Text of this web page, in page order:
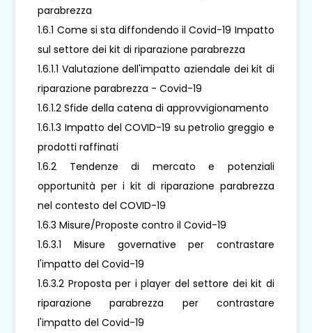
parabrezza
1.6.1 Come si sta diffondendo il Covid-19 Impatto
sul settore dei kit di riparazione parabrezza
1.6.1.1 Valutazione dell'impatto aziendale dei kit di
riparazione parabrezza - Covid-19
1.6.1.2 Sfide della catena di approvvigionamento
1.6.1.3 Impatto del COVID-19 su petrolio greggio e
prodotti raffinati
1.6.2 Tendenze di mercato e potenziali
opportunità per i kit di riparazione parabrezza
nel contesto del COVID-19
1.6.3 Misure/Proposte contro il Covid-19
1.6.3.1 Misure governative per contrastare
l'impatto del Covid-19
1.6.3.2 Proposta per i player del settore dei kit di
riparazione parabrezza per contrastare
l'impatto del Covid-19